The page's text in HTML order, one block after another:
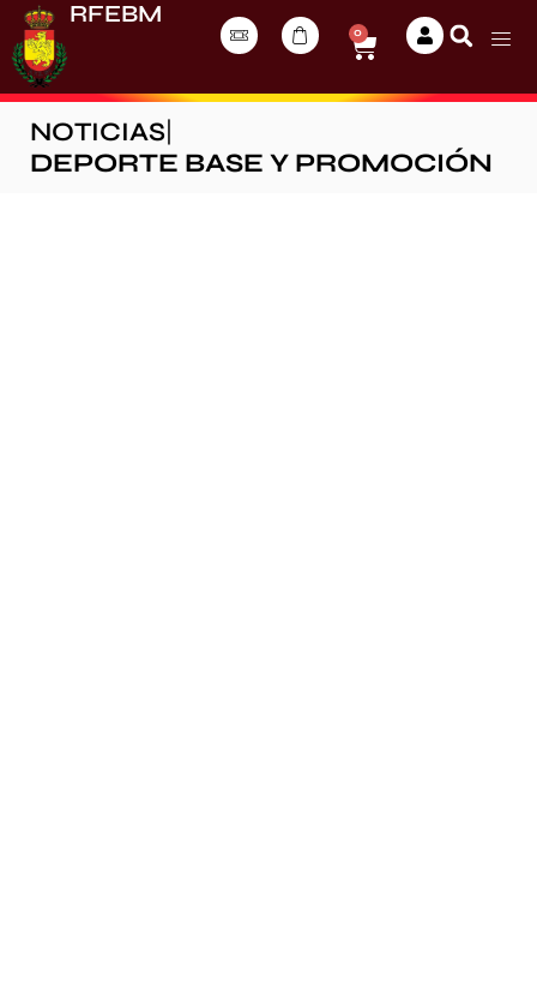
RFEBM
0
NOTICIAS
DEPORTE BASE Y PROMOCIÓN